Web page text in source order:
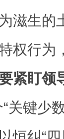
滋生的
权行为
紧盯领
关键少